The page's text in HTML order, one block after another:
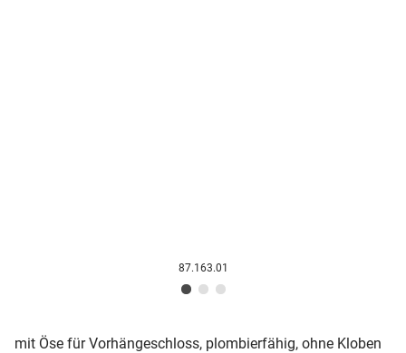
87.163.01
mit Öse für Vorhängeschloss, plombierfähig, ohne Kloben